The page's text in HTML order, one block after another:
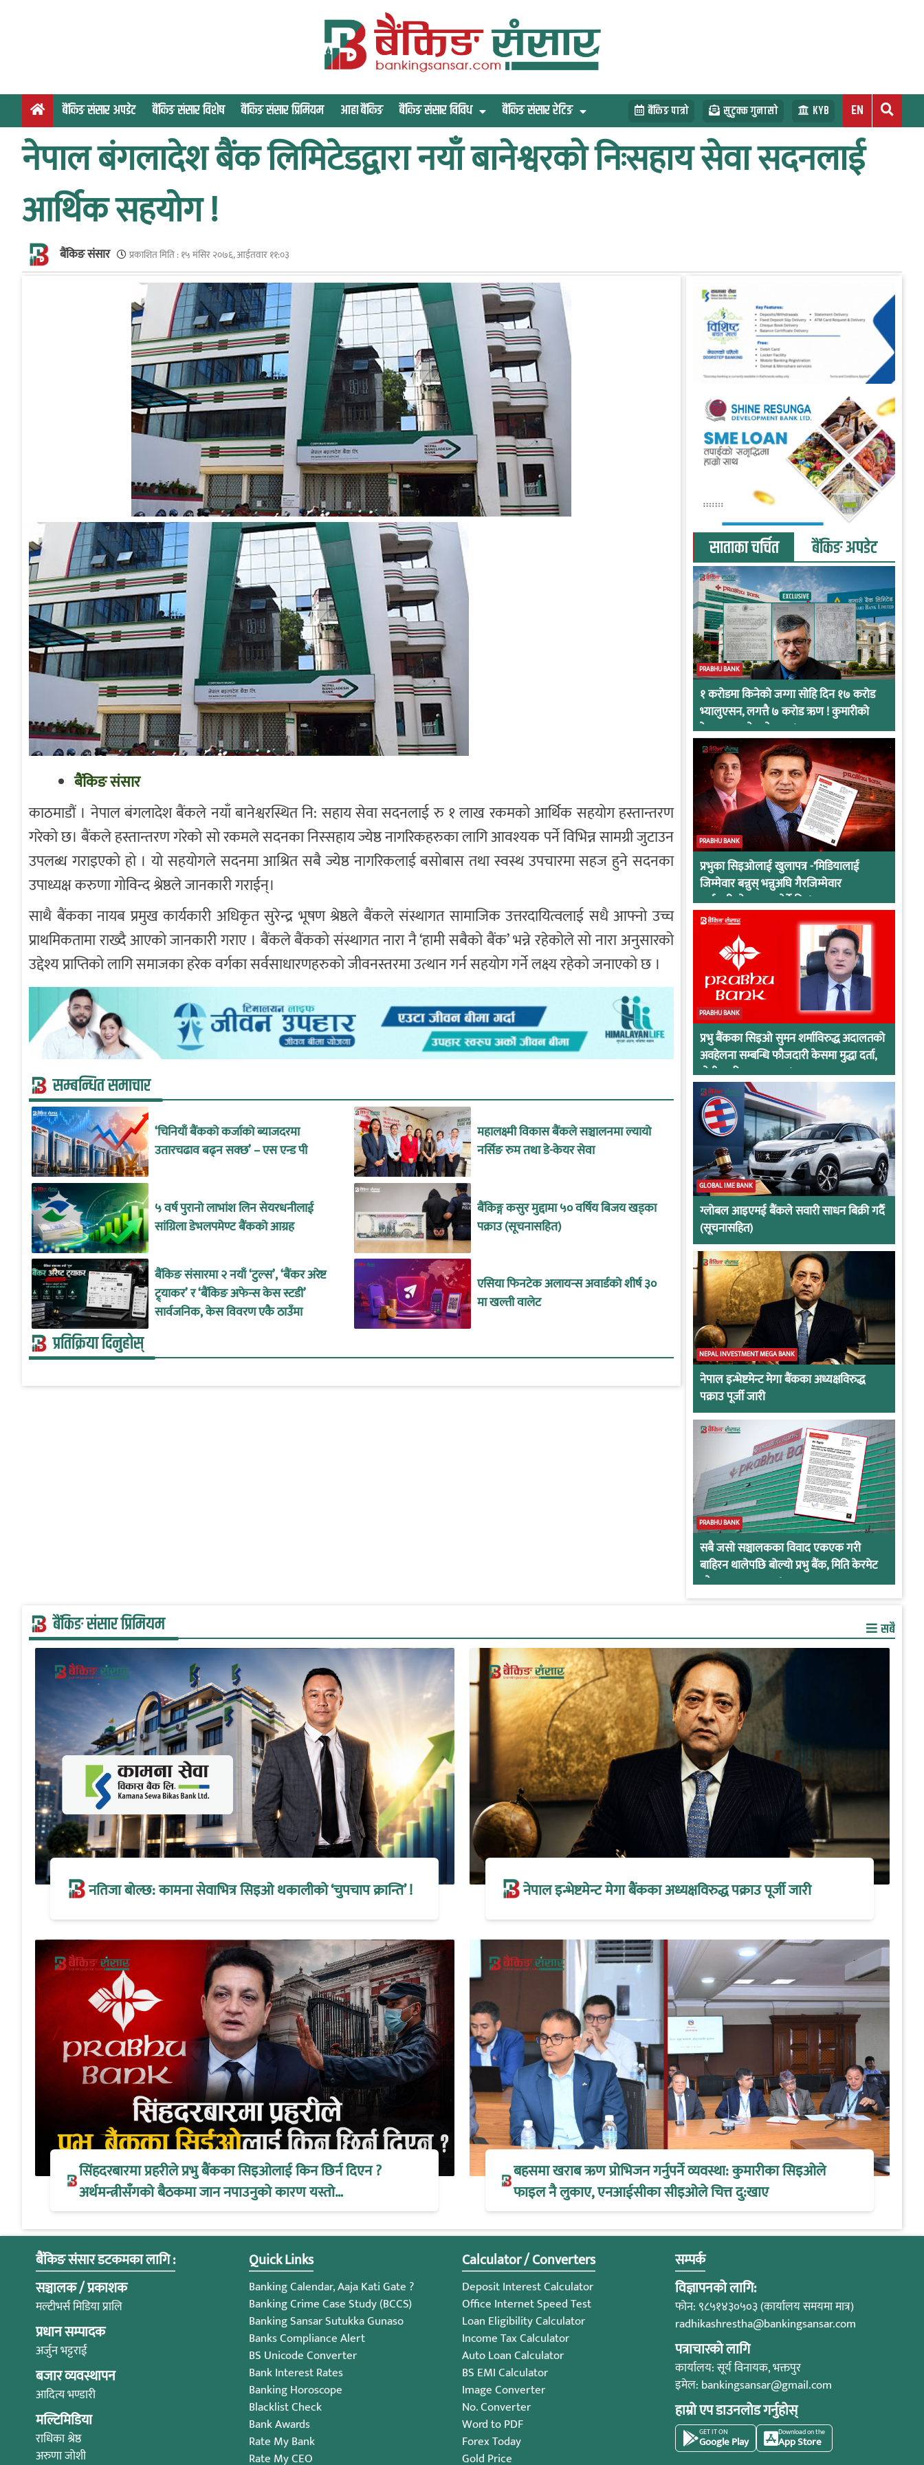
o
बैंकिङ संसार अपडेट बैंकिङ संसार विशेष बैंकिङ संसार प्रिमियम आहा बैंकिङ बैंकिङ संसार विविध बैंकिङ संसार रेटिङ बैंकिङ पात्रो सुटुक्क गुनासो KYB EN
नेपाल बंगलादेश बैंक लिमिटेडद्वारा नयाँ बानेश्वरको निःसहाय सेवा सदनलाई
आर्थिक सहयोग !
बैंकिङ संसार प्रकाशित मिति :१५ मंसिर २०७६, आईतवार ११:०३
बैंकिङ संसार
काठमाडौं । नेपाल बंगलादेश बैंकले नयाँ बानेश्वरस्थित नि: सहाय सेवा सदनलाई रु १ लाख रकमको आर्थिक सहयोग हस्तान्तरण
गरेको छ। बैंकले हस्तान्तरण गरेको सो रकमले सदनका निस्सहाय ज्येष्ठ नागरिकहरुका लागि आवश्यक पर्ने विभिन्न सामग्री जुटाउन
उपलब्ध गराइएको हो । यो सहयोगले सदनमा आश्रित सबै ज्येष्ठ नागरिकलाई बसोबास तथा स्वस्थ उपचारमा सहज हुने सदनका
उपाध्यक्ष करुणा गोविन्द श्रेष्ठले जानकारी गराईन्।
साथै बैंकका नायब प्रमुख कार्यकारी अधिकृत सुरेन्द्र भूषण श्रेष्ठले बैंकले संस्थागत सामाजिक उत्तरदायित्वलाई सधै आफ्नो उच्च
प्राथमिकतामा राख्दै आएको जानकारी गराए । बैंकले बैंकको संस्थागत नारा नै ‘हामी सबैको बैंक’ भन्ने रहेकोले सो नारा अनुसारको
उद्देश्य प्राप्तिको लागि समाजका हरेक वर्गका सर्वसाधारणहरुको जीवनस्तरमा उत्थान गर्न सहयोग गर्ने लक्ष्य रहेको जनाएको छ ।
सम्बन्धित समाचार
‘चिनियाँ बैंकको कर्जाको ब्याजदरमा
उतारचढाव बढ्न सक्छ’ – एस एन्ड पी
महालक्ष्मी विकास बैंकले सञ्चालनमा ल्यायो
नर्सिङ रुम तथा डे-केयर सेवा
५ वर्ष पुरानो लाभांश लिन सेयरधनीलाई
सांग्रिला डेभलपमेण्ट बैंकको आग्रह
बैंकिङ्ग कसुर मुद्दामा ५० वर्षिय बिजय खड्का
पक्राउ (सूचनासहित)
बैंकिङ संसारमा २ नयाँ ‘टुल्स’, ‘बैंकर अरेष्ट
ट्र्याकर’ र ‘बैंकिङ अफेन्स केस स्टडी’
सार्वजनिक, केस विवरण एकै ठाउँमा
एसिया फिनटेक अलायन्स अवार्डको शीर्ष ३०
मा खल्ती वालेट
प्रतिक्रिया दिनुहोस्
साताका चर्चित बैंकिङ अपडेट
PRABHU BANK
१ करोडमा किनेको जग्गा सोहि दिन १७ करोड
भ्यालुएसन, लगत्तै ७ करोड ऋण ! कुमारीको
केसमा प्रभुको कनेक्सन !
PRABHU BANK
प्रभुका सिइओलाई खुलापत्र -‘मिडियालाई
जिम्मेवार बन्नुस् भन्नुअघि गैरजिम्मेवार
कर्मचारीको व्यवहार हेर्ने कि !
PRABHU BANK
प्रभु बैंकका सिइओ सुमन शर्माविरुद्ध अदालतको
अवहेलना सम्बन्धि फौजदारी केसमा मुद्धा दर्ता,
दोषी ठहरिए जान्छ पद !
GLOBAL IME BANK
ग्लोबल आइएमई बैंकले सवारी साधन बिक्री गर्दै
(सूचनासहित)
NEPAL INVESTMENT MEGA BANK
नेपाल इन्भेष्टमेन्ट मेगा बैंकका अध्यक्षविरुद्ध
पक्राउ पूर्जी जारी
PRABHU BANK
सबै जसो सञ्चालकका विवाद एकएक गरी
बाहिरन थालेपछि बोल्यो प्रभु बैंक, मिति केरमेट
गरेर हतारमा खण्डन !
बैंकिङ संसार प्रिमियम सबै
नतिजा बोल्छ: कामना सेवाभित्र सिइओ थकालीको ‘चुपचाप क्रान्ति’ ! नेपाल इन्भेष्टमेन्ट मेगा बैंकका अध्यक्षविरुद्ध पक्राउ पूर्जी जारी
सिंहदरबारमा प्रहरीले प्रभु बैंकका सिइओलाई किन छिर्न दिएन ?
अर्थमन्त्रीसँगको बैठकमा जान नपाउनुको कारण यस्तो…
बहसमा खराब ऋण प्रोभिजन गर्नुपर्ने व्यवस्था: कुमारीका सिइओले
फाइल नै लुकाए, एनआईसीका सीइओले चित्त दु:खाए
बैंकिङ संसार डटकमका लागि :
सञ्चालक / प्रकाशक
मल्टीभर्स मिडिया प्रालि
प्रधान सम्पादक
अर्जुन भट्टराई
बजार व्यवस्थापन
आदित्य भण्डारी
मल्टिमिडिया
राधिका श्रेष्ठ
अरुणा जोशी
Quick Links
Banking Calendar, Aaja Kati Gate ?
Banking Crime Case Study (BCCS)
Banking Sansar Sutukka Gunaso
Banks Compliance Alert
BS Unicode Converter
Bank Interest Rates
Banking Horoscope
Blacklist Check
Bank Awards
Rate My Bank
Rate My CEO
Calculator / Converters
Deposit Interest Calculator
Office Internet Speed Test
Loan Eligibility Calculator
Income Tax Calculator
Auto Loan Calculator
BS EMI Calculator
Image Converter
No. Converter
Word to PDF
Forex Today
Gold Price
सम्पर्क
विज्ञापनको लागि:
फोन: ९८५१४३०५०३ (कार्यालय समयमा मात्र)
radhikashrestha@bankingsansar.com
पत्राचारको लागि
कार्यालय: सूर्य विनायक, भक्तपुर
इमेल: bankingsansar@gmail.com
हाम्रो एप डाउनलोड गर्नुहोस्
GET IT ON
Google Play
Download on the
App Store